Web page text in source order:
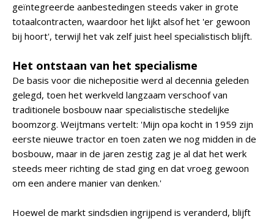
geïntegreerde aanbestedingen steeds vaker in grote
totaalcontracten, waardoor het lijkt alsof het 'er gewoon
bij hoort', terwijl het vak zelf juist heel specialistisch blijft.
Het ontstaan van het specialisme
De basis voor die nichepositie werd al decennia geleden
gelegd, toen het werkveld langzaam verschoof van
traditionele bosbouw naar specialistische stedelijke
boomzorg. Weijtmans vertelt: 'Mijn opa kocht in 1959 zijn
eerste nieuwe tractor en toen zaten we nog midden in de
bosbouw, maar in de jaren zestig zag je al dat het werk
steeds meer richting de stad ging en dat vroeg gewoon
om een andere manier van denken.'
Hoewel de markt sindsdien ingrijpend is veranderd, blijft